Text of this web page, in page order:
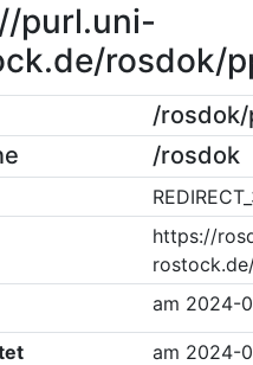
purl.uni-
rosdok/
/
/rosdok
https://
am 2024-
am 2024-